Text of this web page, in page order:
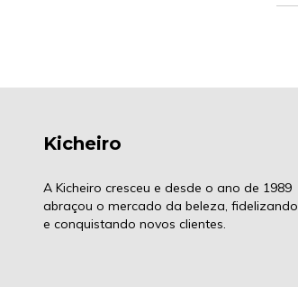
Kicheiro
A Kicheiro cresceu e desde o ano de 1989
abraçou o mercado da beleza, fidelizando
e conquistando novos clientes.